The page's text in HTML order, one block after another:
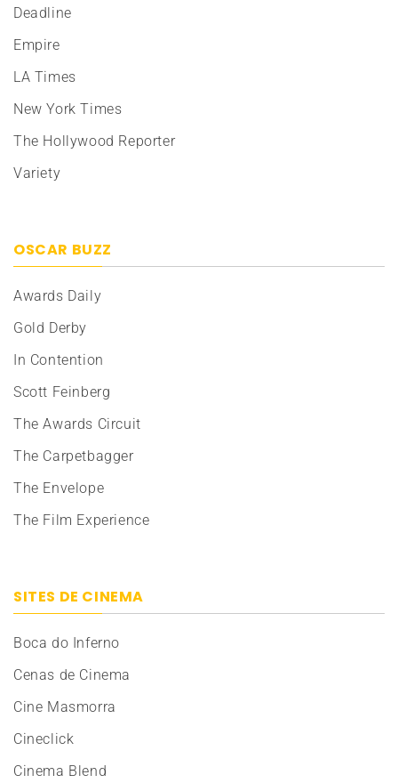
Deadline
Empire
LA Times
New York Times
The Hollywood Reporter
Variety
OSCAR BUZZ
Awards Daily
Gold Derby
In Contention
Scott Feinberg
The Awards Circuit
The Carpetbagger
The Envelope
The Film Experience
SITES DE CINEMA
Boca do Inferno
Cenas de Cinema
Cine Masmorra
Cineclick
Cinema Blend